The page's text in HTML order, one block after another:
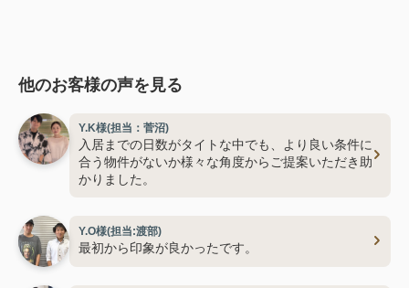
他のお客様の声を見る
Y.K様(担当：菅沼)
入居までの日数がタイトな中でも、より良い条件に
合う物件がないか様々な角度からご提案いただき助
かりました。
Y.O様(担当:渡部)
最初から印象が良かったです。